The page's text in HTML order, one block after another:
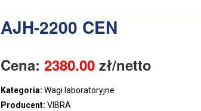
AJH-2200 CEN
Cena: 2380.00zł/netto
Kategoria: Wagi laboratoryjne
Producent: VIBRA